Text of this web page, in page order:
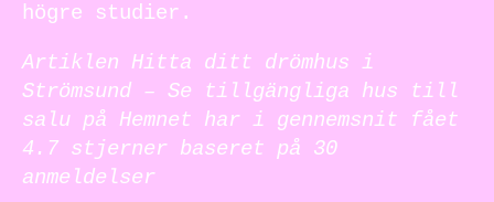
högre studier.
Artiklen Hitta ditt drömhus i
Strömsund – Se tillgängliga hus till
salu på Hemnet har i gennemsnit fået
4.7 stjerner baseret på 30
anmeldelser